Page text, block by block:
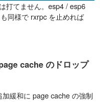
打てません。esp4 / esp6
同様で rxrpc を止めれば
cache のドロップ
緩和に page cache の強制